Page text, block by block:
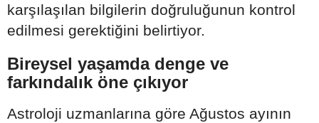
karşılaşılan bilgilerin doğruluğunun kontrol
edilmesi gerektiğini belirtiyor.
Bireysel yaşamda denge ve
farkındalık öne çıkıyor
Astroloji uzmanlarına göre Ağustos ayının